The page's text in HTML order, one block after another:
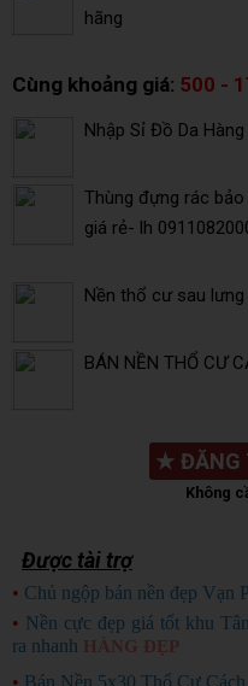
hãng
Cùng khoảng giá: 500 -
Nhập Sỉ Đồ Da
Thùng đựng rác
giá rẻ- lh
Nền thổ cư sau
BÁN NỀN THỔ CƯ
★ ĐĂNG
Không
Được tài trợ
• Chủ ngộp bán nền đẹp Vạn
• Nền cực đẹp giá tốt khu
ra nhanh HÀNG ĐẸP
• Bán Nền 5x30 Thổ Cư